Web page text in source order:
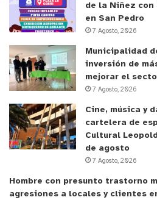
de la Niñez con
en San Pedro
7 Agosto, 2026
Municipalidad
inversión de
mejorar el
7 Agosto, 2026
Cine, música y
cartelera de
Cultural
de agosto
7 Agosto, 2026
Hombre con presunto trastorno
agresiones a locales y clientes